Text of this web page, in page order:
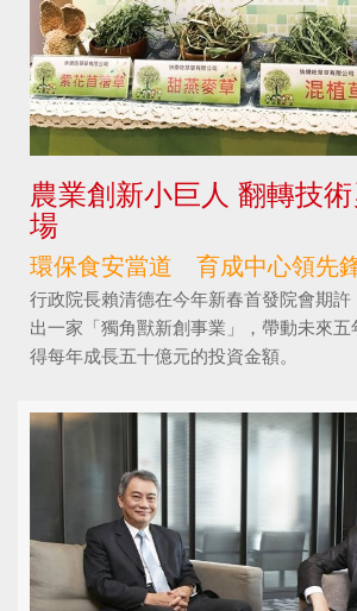
農業創新小巨人 翻轉技
場
環保食安當道 育成中心領先
行政院長賴清德在今年新春首發院會期
出一家「獨角獸新創事業」，帶動未來五
得每年成長五十億元的投資金額。